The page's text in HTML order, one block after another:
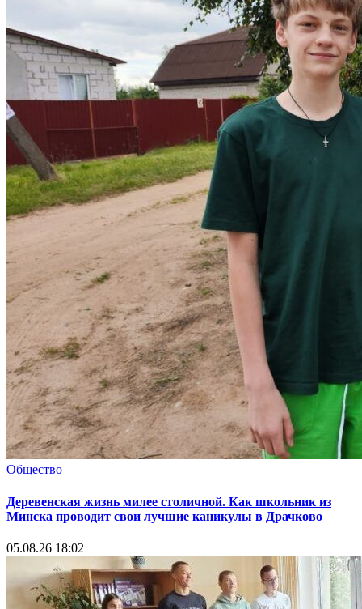
Общество
Деревенская жизнь милее столичной. Как школьник из
Минска проводит свои лучшие каникулы в Драчково
05.08.26 18:02